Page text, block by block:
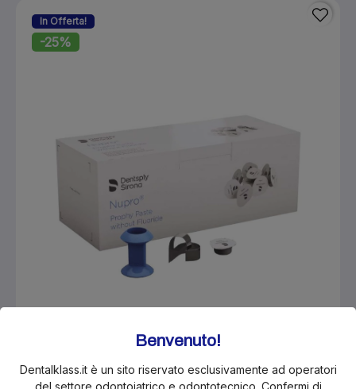
In Offerta!
-25%
Benvenuto!
Dentalklass.it è un sito riservato esclusivamente ad operatori
del settore odontoiatrico e odontotecnico. Confermi di